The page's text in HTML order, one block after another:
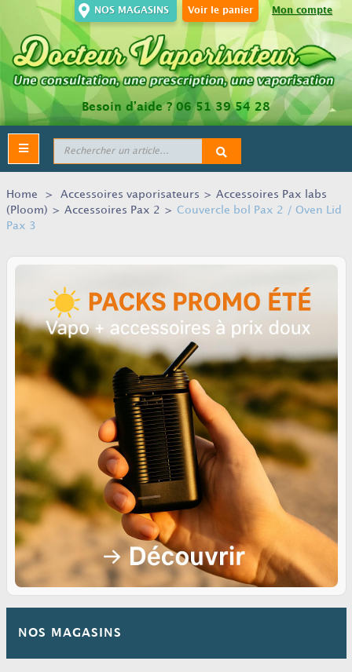
Mon compte
Voir le panier
NOS MAGASINS
Besoin d’aide ?06 51 39 54 28
Toggle
navigation
Home > Accessoires vaporisateurs > Accessoires Pax labs
(Ploom) > Accessoires Pax 2 > Couvercle bol Pax 2 / Oven Lid
Pax 3
NOS MAGASINS